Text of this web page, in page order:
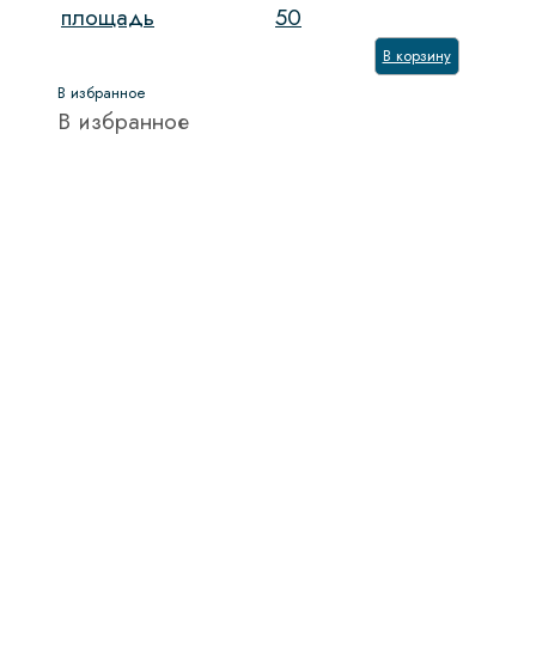
площадь
50
В корзину
В избранное
В избранное